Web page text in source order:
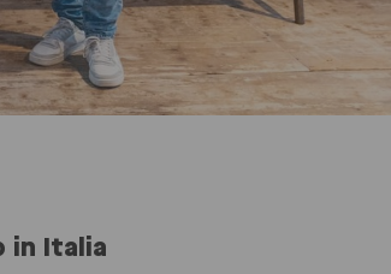
in Italia